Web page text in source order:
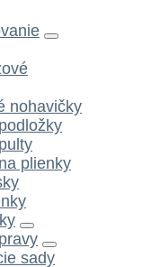
nohavičky
plienky
sady